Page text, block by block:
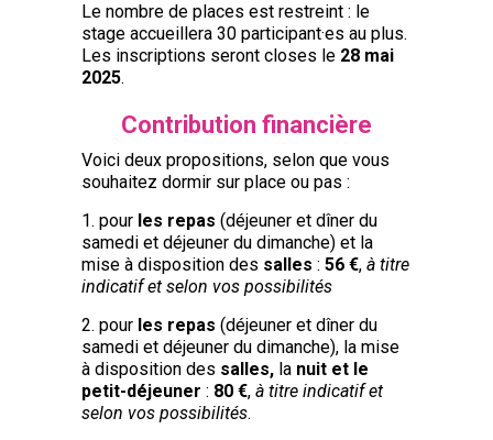
Le nombre de places est restreint : le
stage accueillera 30 participant·es au plus.
Les inscriptions seront closes le 28 mai
2025.
Contribution financière
Voici deux propositions, selon que vous
souhaitez dormir sur place ou pas :
1. pour les repas (déjeuner et dîner du
samedi et déjeuner du dimanche) et la
mise à disposition des salles : 56 €, à titre
indicatif et selon vos possibilités
2. pour les repas (déjeuner et dîner du
samedi et déjeuner du dimanche), la mise
à disposition des salles, la nuit et le
petit-déjeuner : 80 €, à titre indicatif et
selon vos possibilités.